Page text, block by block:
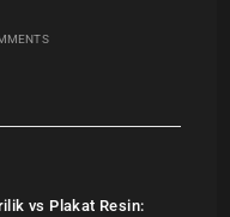
vs Plakat Resin: